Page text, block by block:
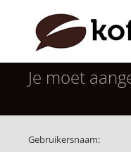
Je moet
Gebruikersnaam: